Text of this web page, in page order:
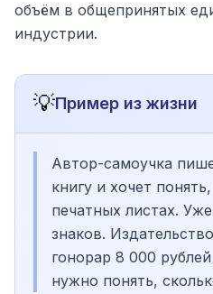
объём в общепринятых
индустрии.
💡Пример из жизни
Автор-самоучка
книгу и хочет
печатных листах.
знаков.
гонорар 8 000
нужно понять,